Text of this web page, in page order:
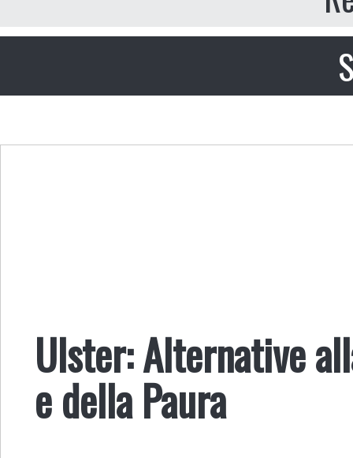
Ulster: Alternative
e della Paura